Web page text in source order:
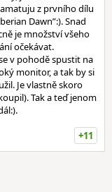
z prvního dílu
Dawn”:). Snad
je množství všeho
očekávat.
v pohodě spustit na
monitor, a tak by si
Je vlastně skoro
Tak a teď jenom
+11